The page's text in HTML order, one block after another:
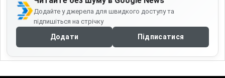
Додайте у джерела для швидкого доступу та
підпишіться на стрічку
Додати Підписатися